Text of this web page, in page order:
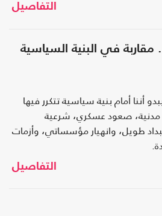
التفاصيل
في البنية السياسية
أمام بنية سياسية تتكرر فيها
صعود عسكري، شرعية
طويل، وانهيار مؤسساتي، وأزمات
التفاصيل